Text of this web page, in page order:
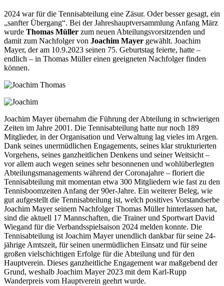
2024 war für die Tennisabteilung eine Zäsur. Oder besser gesagt, ein
„sanfter Übergang“. Bei der Jahreshauptversammlung Anfang März
wurde Thomas Müller zum neuen Abteilungsvorsitzenden und
damit zum Nachfolger von Joachim Mayer gewählt. Joachim
Mayer, der am 10.9.2023 seinen 75. Geburtstag feierte, hatte –
endlich – in Thomas Müller einen geeigneten Nachfolger finden
können.
Joachim Mayer übernahm die Führung der Abteilung in schwierigen
Zeiten im Jahre 2001. Die Tennisabteilung hatte nur noch 189
Mitglieder, in der Organisation und Verwaltung lag vieles im Argen.
Dank seines unermüdlichen Engagements, seines klar strukturierten
Vorgehens, seines ganzheitlichen Denkens und seiner Weitsicht –
vor allem auch wegen seines sehr besonnenen und wohlüberlegten
Abteilungsmanagements während der Coronajahre – floriert die
Tennisabteilung mit momentan etwa 300 Mitgliedern wie fast zu den
Tennisboomzeiten Anfang der 90er-Jahre. Ein weiterer Beleg, wie
gut aufgestellt die Tennisabteilung ist, welch positives Vorstandserbe
Joachim Mayer seinem Nachfolger Thomas Müller hinterlassen hat,
sind die aktuell 17 Mannschaften, die Trainer und Sportwart David
Wiegand für die Verbandsspielsaison 2024 melden konnte. Die
Tennisabteilung ist Joachim Mayer unendlich dankbar für seine 24-
jährige Amtszeit, für seinen unermüdlichen Einsatz und für seine
großen vielschichtigen Erfolge für die Abteilung und für den
Hauptverein. Dieses ganzheitliche Engagement war maßgebend der
Grund, weshalb Joachim Mayer 2023 mit dem Karl-Rupp
Wanderpreis vom Hauptverein geehrt wurde.